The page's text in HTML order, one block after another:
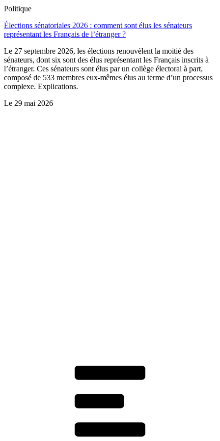
Politique
Élections sénatoriales 2026 : comment sont élus les sénateurs
représentant les Français de l’étranger ?
Le 27 septembre 2026, les élections renouvèlent la moitié des
sénateurs, dont six sont des élus représentant les Français inscrits à
l’étranger. Ces sénateurs sont élus par un collège électoral à part,
composé de 533 membres eux-mêmes élus au terme d’un processus
complexe. Explications.
Le 29 mai 2026